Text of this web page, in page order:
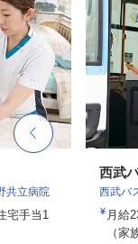
共立病院
宅手当1
西武
西武バ
月給
（家